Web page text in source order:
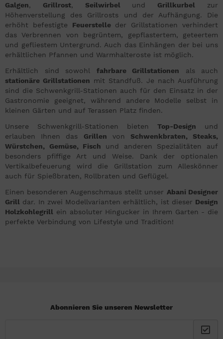
Galgen, Grillrost, Seilwirbel und Grillkurbel zur
Höhenverstellung des Grillrosts und der Aufhängung. Die
erhöht befestigte Feuerstelleder Grillstationen verhindert
das Verbrennen von begrüntem, gepflastertem, geteertem
und gefliestem Untergrund. Auch das Einhängen der bei uns
erhältlichen Pfannen und Warmhalteroste ist möglich.
Erhältlich sind sowohl fahrbare Grillstationen als auch
stationäre Grillstationen mit Standfuß. Je nach Ausführung
sind die Schwenkgrill-Stationen auch für den Einsatz in der
Gastronomie geeignet, während andere Modelle selbst in
kleinen Gärten und auf Terassen Platz finden.
Unsere Schwenkgrill-Stationen bieten Top-Design und
erlauben Ihnen das Grillen von Schwenkbraten, Steaks,
Würstchen, Gemüse, Fisch und anderen Spezialitäten auf
besonders pfiffige Art und Weise. Dank der optionalen
Vertikalbefeuerung wird die Grillstation zum Alleskönner
auch für Spießbraten, Rollbraten und Geflügel.
Einen besonderen Augenschmaus stellt unser Abani Designer
Grill dar. In zwei Modellvarianten erhältlich, ist dieser Design
Holzkohlegrill ein absoluter Hingucker in Ihrem Garten - die
perfekte Verbindung von Lifestyle und Tradition!
Abonnieren Sie unseren Newsletter